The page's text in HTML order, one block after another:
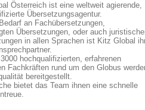
Österreich ist eine weltweit agierende,
Übersetzungsagentur.
an Fachübersetzungen,
Übersetzungen, oder auch
in allen Sprachen ist Kitz Global
hochqualifizierten, erfahrenen
Fachkräften rund um den Globus
bereitgestellt.
bietet das Team ihnen eine schnelle